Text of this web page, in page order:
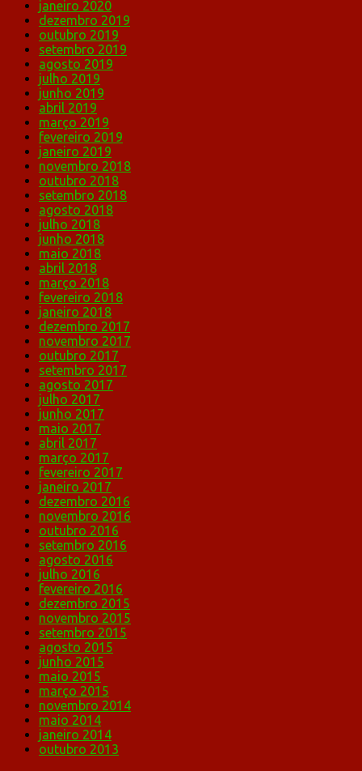
janeiro 2020
dezembro 2019
outubro 2019
setembro 2019
agosto 2019
julho 2019
junho 2019
abril 2019
março 2019
fevereiro 2019
janeiro 2019
novembro 2018
outubro 2018
setembro 2018
agosto 2018
julho 2018
junho 2018
maio 2018
abril 2018
março 2018
fevereiro 2018
janeiro 2018
dezembro 2017
novembro 2017
outubro 2017
setembro 2017
agosto 2017
julho 2017
junho 2017
maio 2017
abril 2017
março 2017
fevereiro 2017
janeiro 2017
dezembro 2016
novembro 2016
outubro 2016
setembro 2016
agosto 2016
julho 2016
fevereiro 2016
dezembro 2015
novembro 2015
setembro 2015
agosto 2015
junho 2015
maio 2015
março 2015
novembro 2014
maio 2014
janeiro 2014
outubro 2013